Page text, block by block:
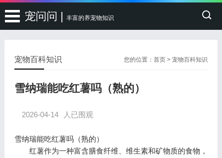
宠问问 | 丰富的养宠物知识
您的位置：首页 >宠物百科知识
宠物百科知识
雪纳瑞能吃红薯吗（熟的）
2026-04-14 人已围观
雪纳瑞能吃红薯吗（熟的）
红薯作为一种富含膳食纤维、维生素和矿物质的食物，